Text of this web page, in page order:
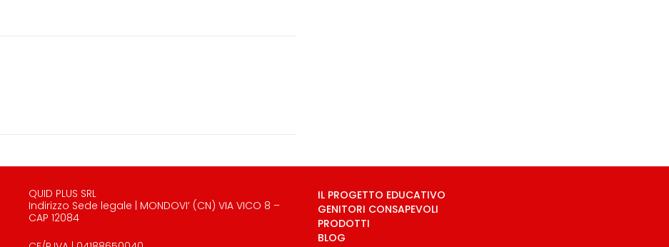
QUID PLUS SRL
Indirizzo Sede legale | MONDOVI’ (CN) VIA VICO 8 –
CAP 12084
IL PROGETTO EDUCATIVO
GENITORI CONSAPEVOLI
PRODOTTI
BLOG